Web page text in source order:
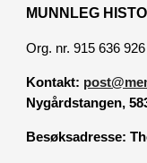
MUNNLEG
Org. nr. 915 636 926
Kontakt:
Nygårdstangen,
Besøksadresse: